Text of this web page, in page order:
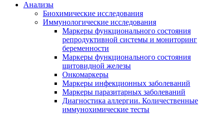
Анализы
Биохимические исследования
Иммунологические исследования
Маркеры функционального состояния
репродуктивной системы и мониторинг
беременности
Маркеры функционального состояния
щитовидной железы
Онкомаркеры
Маркеры инфекционных заболеваний
Маркеры паразитарных заболеваний
Диагностика аллергии. Количественные
иммунохимические тесты